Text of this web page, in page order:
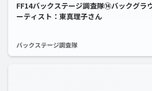
FF14バックステージ調査隊⑭バックグラ
ーティスト：東真理子さん
バックステージ調査隊